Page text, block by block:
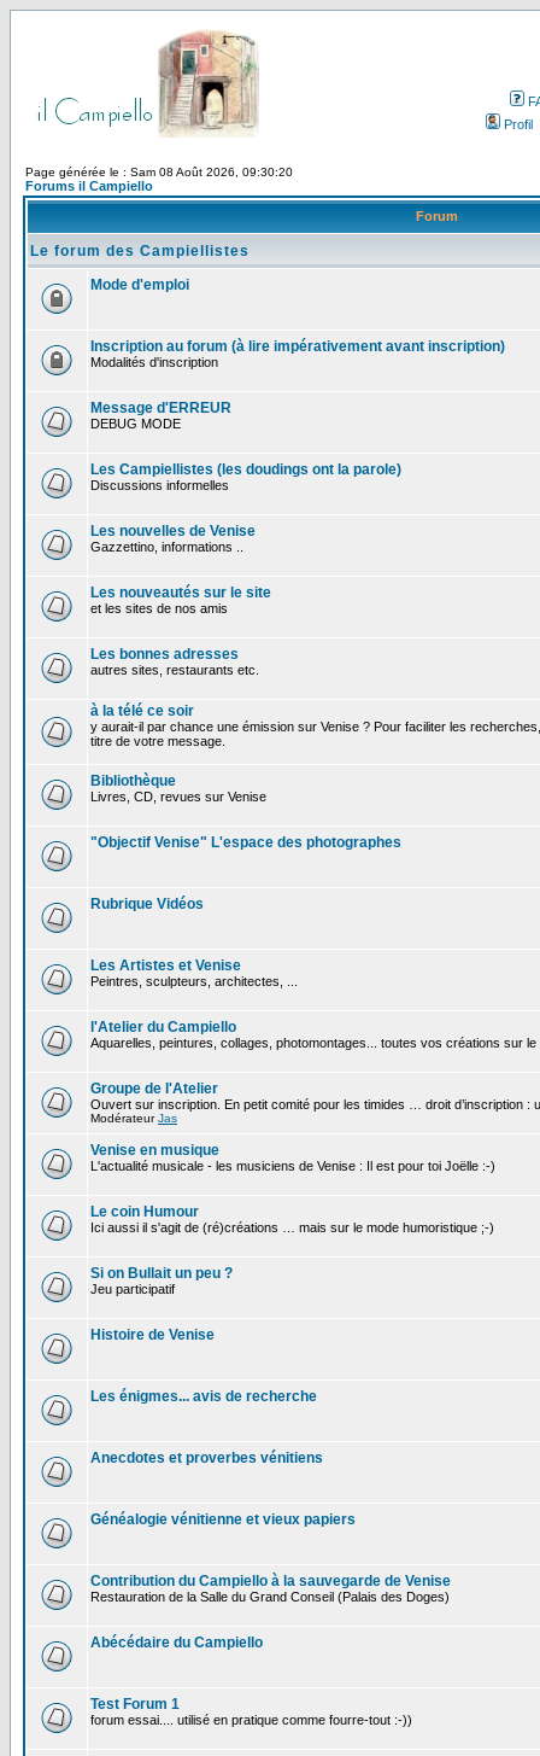
Profil
Page générée le : Sam 08 Août 2026, 09:30:20
Forums il Campiello
Forum
Le forum des Campiellistes
Mode d'emploi
Inscription au forum (à lire impérativement avant inscription)
Modalités d'inscription
Message d'ERREUR
DEBUG MODE
Les Campiellistes (les doudings ont la parole)
Discussions informelles
Les nouvelles de Venise
Gazzettino, informations ..
Les nouveautés sur le site
et les sites de nos amis
Les bonnes adresses
autres sites, restaurants etc.
à la télé ce soir
y aurait-il par chance une émission sur Venise ? Pour faciliter les
titre de votre message.
Bibliothèque
Livres, CD, revues sur Venise
"Objectif Venise" L'espace des photographes
Rubrique Vidéos
Les Artistes et Venise
Peintres, sculpteurs, architectes, ...
l'Atelier du Campiello
Aquarelles, peintures, collages, photomontages... toutes vos créations sur le
Groupe de l'Atelier
Ouvert sur inscription. En petit comité pour les timides … droit d’inscription :
ModérateurJas
Venise en musique
L'actualité musicale - les musiciens de Venise : Il est pour toi Joëlle :-)
Le coin Humour
Ici aussi il s'agit de (ré)créations … mais sur le mode humoristique ;-)
Si on Bullait un peu ?
Jeu participatif
Histoire de Venise
Les énigmes... avis de recherche
Anecdotes et proverbes vénitiens
Généalogie vénitienne et vieux papiers
Contribution du Campiello à la sauvegarde de Venise
Restauration de la Salle du Grand Conseil (Palais des Doges)
Abécédaire du Campiello
Test Forum 1
forum essai.... utilisé en pratique comme fourre-tout :-))